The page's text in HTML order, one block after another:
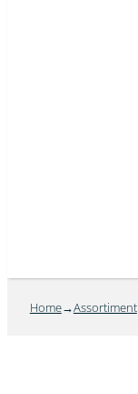
Home Assortiment